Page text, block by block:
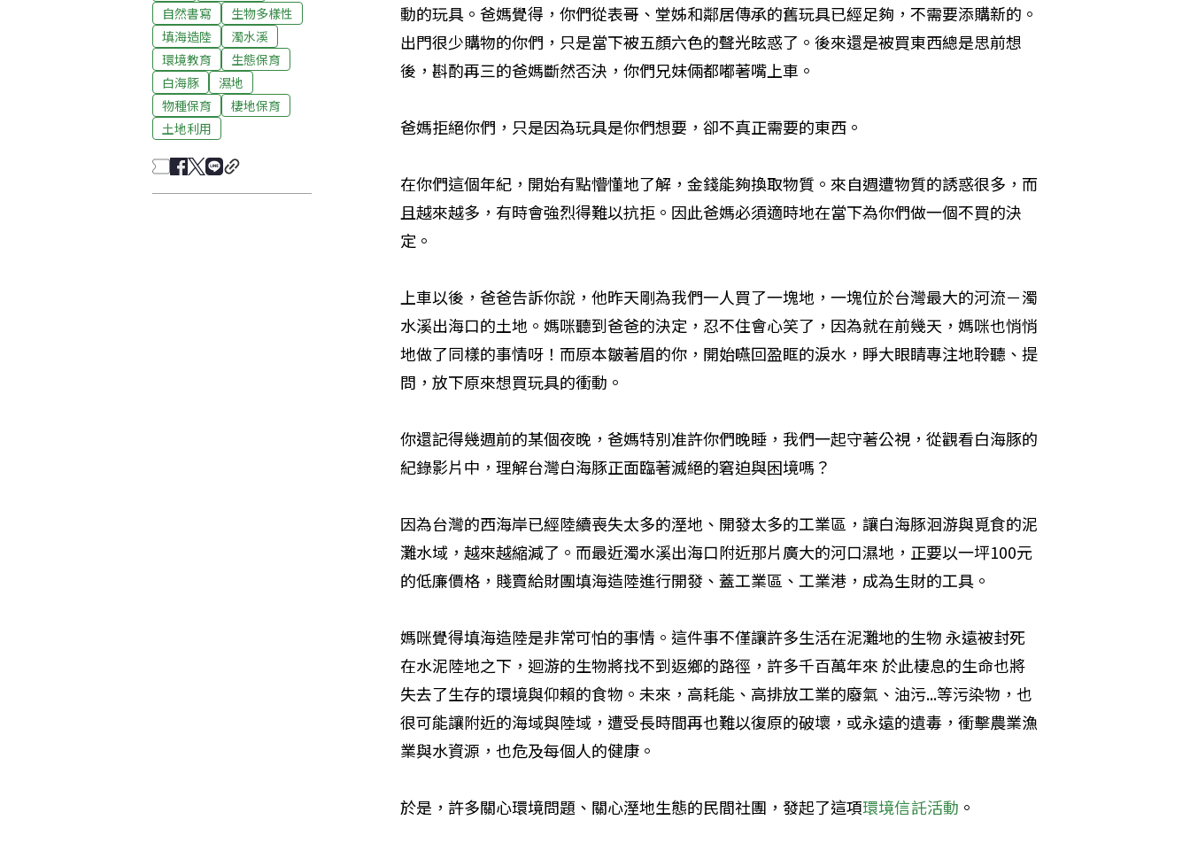
自然書寫
生物多樣性
填海造陸
濁水溪
環境教育
生態保育
白海豚
濕地
物種保育
棲地保育
土地利用
動的玩具。爸媽覺得，你們從表哥、堂姊和鄰居傳承的舊玩具已經足夠，不需要添購新的。
出門很少購物的你們，只是當下被五顏六色的聲光眩惑了。後來還是被買東西總是思前想
後，斟酌再三的爸媽斷然否決，你們兄妹倆都嘟著嘴上車。
爸媽拒絕你們，只是因為玩具是你們想要，卻不真正需要的東西。
在你們這個年紀，開始有點懵懂地了解，金錢能夠換取物質。來自週遭物質的誘惑很多，而
且越來越多，有時會強烈得難以抗拒。因此爸媽必須適時地在當下為你們做一個不買的決
定。
上車以後，爸爸告訴你說，他昨天剛為我們一人買了一塊地，一塊位於台灣最大的河流－濁
水溪出海口的土地。媽咪聽到爸爸的決定，忍不住會心笑了，因為就在前幾天，媽咪也悄悄
地做了同樣的事情呀！而原本皺著眉的你，開始嚥回盈眶的淚水，睜大眼睛專注地聆聽、提
問，放下原來想買玩具的衝動。
你還記得幾週前的某個夜晚，爸媽特別准許你們晚睡，我們一起守著公視，從觀看白海豚的
紀錄影片中，理解台灣白海豚正面臨著滅絕的窘迫與困境嗎？
因為台灣的西海岸已經陸續喪失太多的溼地、開發太多的工業區，讓白海豚洄游與覓食的泥
灘水域，越來越縮減了。而最近濁水溪出海口附近那片廣大的河口濕地，正要以一坪100元
的低廉價格，賤賣給財團填海造陸進行開發、蓋工業區、工業港，成為生財的工具。
媽咪覺得填海造陸是非常可怕的事情。這件事不僅讓許多生活在泥灘地的生物 永遠被封死
在水泥陸地之下，迴游的生物將找不到返鄉的路徑，許多千百萬年來 於此棲息的生命也將
失去了生存的環境與仰賴的食物。未來，高耗能、高排放工業的廢氣、油污...等污染物，也
很可能讓附近的海域與陸域，遭受長時間再也難以復原的破壞，或永遠的遺毒，衝擊農業漁
業與水資源，也危及每個人的健康。
於是，許多關心環境問題、關心溼地生態的民間社團，發起了這項環境信託活動 。